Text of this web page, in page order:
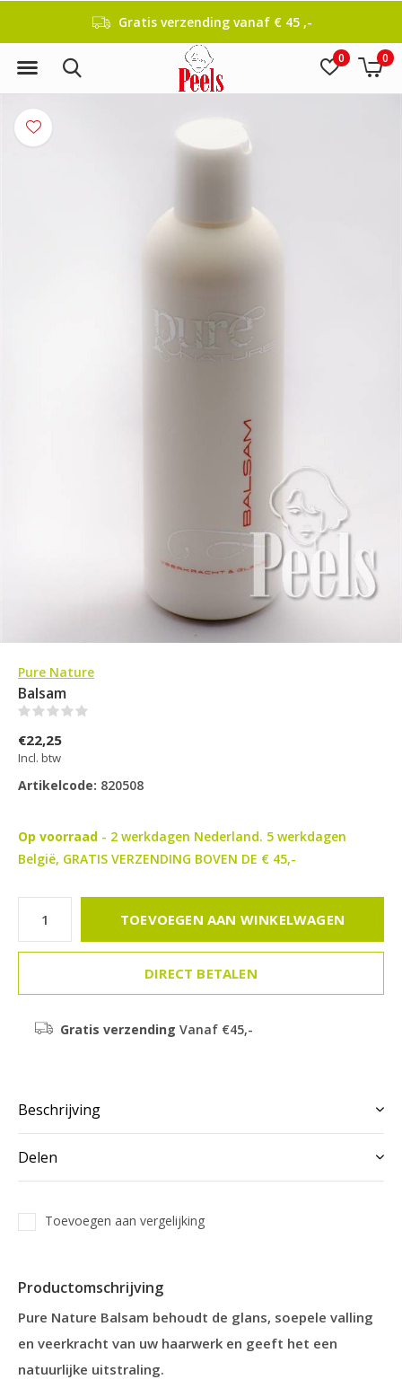
0 0
Gratis verzending vanaf € 45 ,-
Pure Nature
Balsam
€22,25
Incl. btw
Artikelcode: 820508
Op voorraad - 2 werkdagen Nederland. 5 werkdagen
België, GRATIS VERZENDING BOVEN DE € 45,-
TOEVOEGEN AAN WINKELWAGEN
DIRECT BETALEN
Gratis verzending Vanaf €45,-
Beschrijving
Delen
Toevoegen aan vergelijking
Productomschrijving
Pure Nature Balsam behoudt de glans, soepele valling
en veerkracht van uw haarwerk en geeft het een
natuurlijke uitstraling.